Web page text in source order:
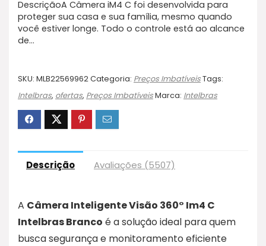
DescriçãoA Câmera iM4 C foi desenvolvida para
proteger sua casa e sua família, mesmo quando
você estiver longe. Todo o controle está ao alcance
de…
SKU: MLB22569962Categoria: Preços ImbatíveisTags:
Intelbras, ofertas, Preços ImbatíveisMarca: Intelbras
Descrição Avaliações (5507)
A Câmera Inteligente Visão 360° Im4 C
Intelbras Branco é a solução ideal para quem
busca segurança e monitoramento eficiente